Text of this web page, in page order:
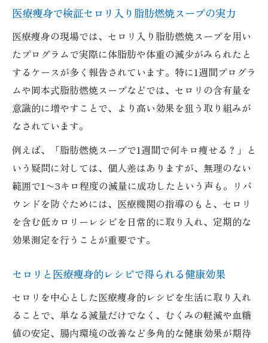
医療痩身で検証セロリ入り脂肪燃焼スープの実力
医療痩身の現場では、セロリ入り脂肪燃焼スープを用い
たプログラムで実際に体脂肪や体重の減少がみられたと
するケースが多く報告されています。特に1週間プログラ
ムや岡本式脂肪燃焼スープなどでは、セロリの含有量を
意識的に増やすことで、より高い効果を狙う取り組みが
なされています。
例えば、「脂肪燃焼スープで1週間で何キロ痩せる？」と
いう疑問に対しては、個人差はありますが、無理のない
範囲で1〜3キロ程度の減量に成功したという声も。リバ
ウンドを防ぐためには、医療機関の指導のもと、セロリ
を含む低カロリーレシピを日常的に取り入れ、定期的な
効果測定を行うことが重要です。
セロリと医療痩身的レシピで得られる健康効果
セロリを中心とした医療痩身的レシピを生活に取り入れ
ることで、単なる減量だけでなく、むくみの軽減や血糖
値の安定、腸内環境の改善など多角的な健康効果が期待